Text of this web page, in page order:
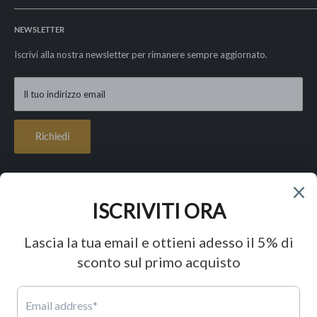
Spedizioni e resi
Privacy Policy
Cookie Policy
La nostra storia
I nostri valori
Le nostre garanzie
Lavora con noi
FAQ - Paga in 3 rate con Klarna
NEWSLETTER
Iscrivi alla nostra newsletter per rimanere sempre aggiornato.
Il tuo indirizzo email
Richiedi
Accettiamo